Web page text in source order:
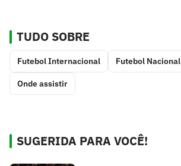
TUDO SOBRE
Futebol Internacional Futebol Nacional
Onde assistir
SUGERIDA PARA VOCÊ!